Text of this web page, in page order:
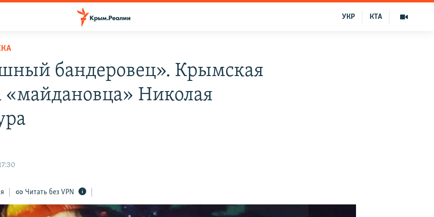
КТА
УКР
бандеровец». Крымская
«майдановца» Николая
Читать без VPN